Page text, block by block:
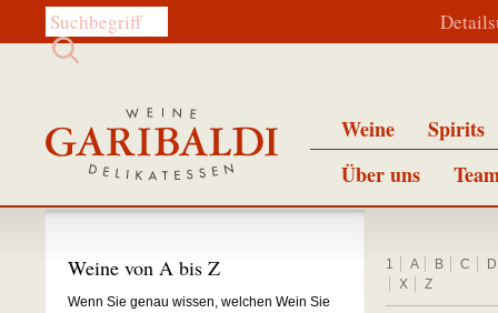
Diese Website durchsuchen:
Weine
Spirits
Über uns
1 A B C
D
X
Z
Weine von A bis Z
Wenn Sie genau wissen, welchen Wein Sie